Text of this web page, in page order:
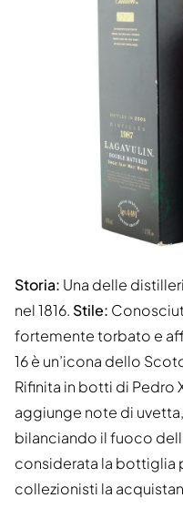
Storia: Una delle
nel 1816. Stile:
fortemente torbato e
16 è un’icona dello
Rifinita in botti di Pedro
aggiunge note di
bilanciando il fuoco
considerata la bottiglia
collezionisti la